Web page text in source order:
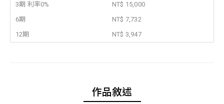
3期 利率0%
NT$ 15,000
6期
NT$ 7,732
12期
NT$ 3,947
作品敘述